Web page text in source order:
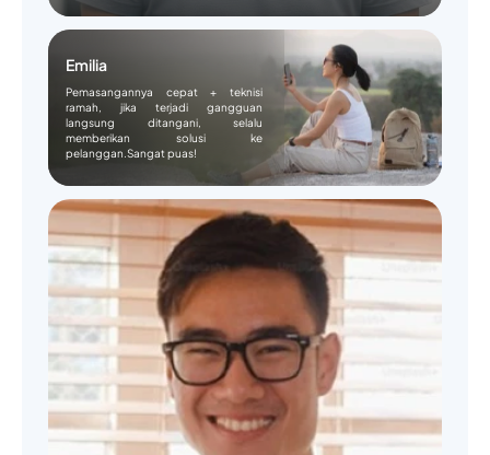
Emilia
Pemasangannya cepat + teknisi
ramah, jika terjadi gangguan
langsung ditangani, selalu
memberikan solusi ke
pelanggan.Sangat puas!